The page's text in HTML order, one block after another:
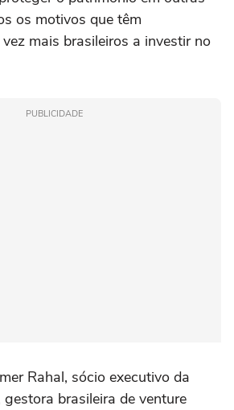
os motivos que têm
mais brasileiros a investir no
PUBLICIDADE
Rahal, sócio executivo da
gestora brasileira de venture